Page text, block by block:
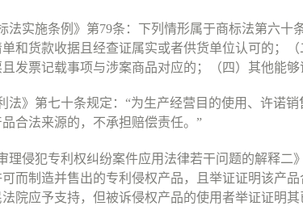
法实施条例》第79条：下列情形属于商标法第六十
和货款收据且经查证属实或者供货单位认可的；
发票记载事项与涉案商品对应的；（四）其他能够
法》第七十条规定： “为生产经营目的使用、许诺
合法来源的，不承担赔偿责任。 ”
理侵犯专利权纠纷案件应用法律若干问题的解释二
而制造并售出的专利侵权产品，且举证证明该产
院应予支持，但被诉侵权产品的使用者举证证明其